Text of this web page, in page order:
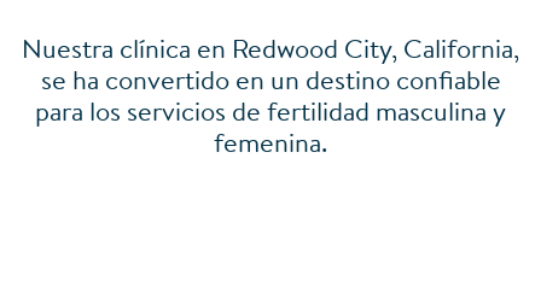
Nuestra clínica en Redwood City, California,
se ha convertido en un destino confiable
para los servicios de fertilidad masculina y
femenina.